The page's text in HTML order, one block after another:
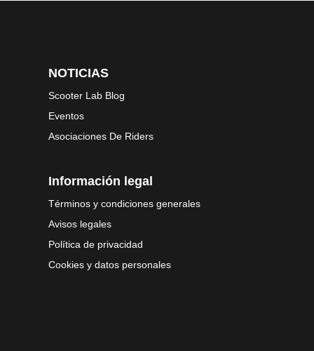
NOTICIAS
Scooter Lab Blog
Eventos
Asociaciones De Riders
Información legal
Términos y condiciones generales
Avisos legales
Política de privacidad
Cookies y datos personales